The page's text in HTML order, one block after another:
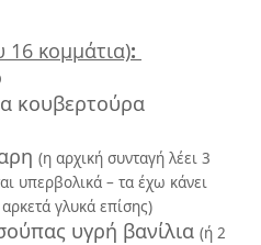
16 κομμάτια):
κουβερτούρα
(η αρχική συνταγή λέει 3
υπερβολικά – τα έχω κάνει
γλυκά επίσης)
υγρή βανίλια (ή 2